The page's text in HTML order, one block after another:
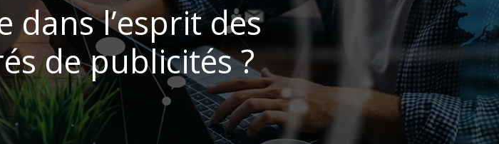
l’esprit des
de publicités ?